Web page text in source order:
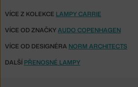
VÍCE Z KOLEKCE LAMPY CARRIE
VÍCE OD ZNAČKYAUDO COPENHAGEN
VÍCE OD DESIGNÉRA NORM ARCHITECTS
DALŠÍ PŘENOSNÉ LAMPY